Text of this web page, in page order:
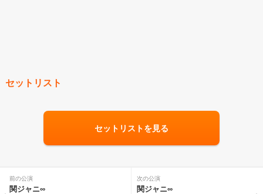
セットリスト
セットリストを見る
前の公演
関ジャニ∞
次の公演
関ジャニ∞